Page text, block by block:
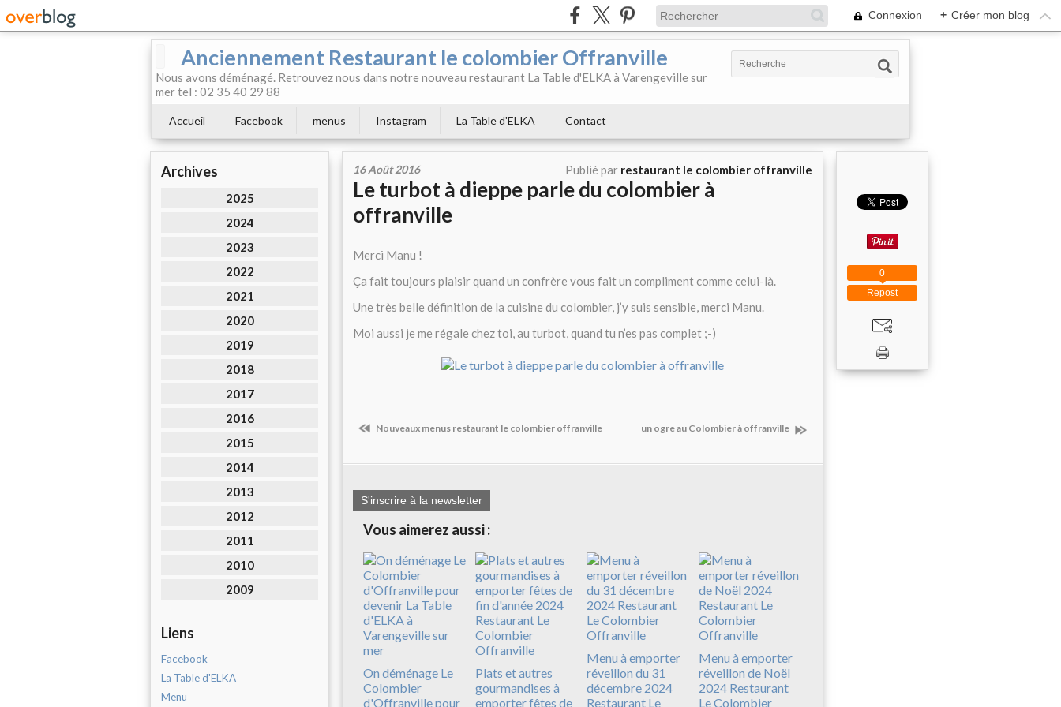
Connexion + Créer mon blog
Anciennement Restaurant le colombier Offranville
Nous avons déménagé. Retrouvez nous dans notre nouveau restaurant La Table d'ELKA à Varengeville sur
mer tel : 02 35 40 29 88
Accueil Facebook menus Instagram La Table d'ELKA Contact
Archives
2025
2024
2023
2022
2021
2020
2019
2018
2017
2016
2015
2014
2013
2012
2011
2010
2009
Liens
Facebook
La Table d'ELKA
Menu
16 Août 2016 Publié par restaurant le colombier offranville
Le turbot à dieppe parle du colombier à
offranville
Merci Manu !
Ça fait toujours plaisir quand un confrère vous fait un compliment comme celui-là.
Une très belle définition de la cuisine du colombier, j’y suis sensible, merci Manu.
Moi aussi je me régale chez toi, au turbot, quand tu n’es pas complet ;-)
Nouveaux menus restaurant le colombier offranville un ogre au Colombier à offranville
S'inscrire à la newsletter
Vous aimerez aussi :
On déménage Le
Colombier
d'Offranville pour
Plats et autres
gourmandises à
emporter fêtes de
Menu à emporter
réveillon du 31
décembre 2024
Restaurant Le
Menu à emporter
réveillon de Noël
2024 Restaurant
Le Colombier
Repost
0